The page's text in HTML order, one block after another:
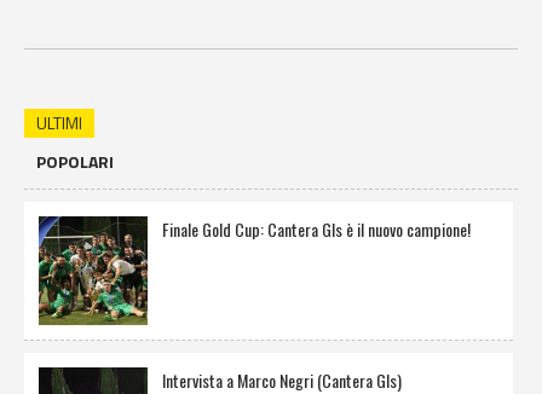
ULTIMI
POPOLARI
Finale Gold Cup: Cantera Gls è il nuovo campione!
Intervista a Marco Negri (Cantera Gls)